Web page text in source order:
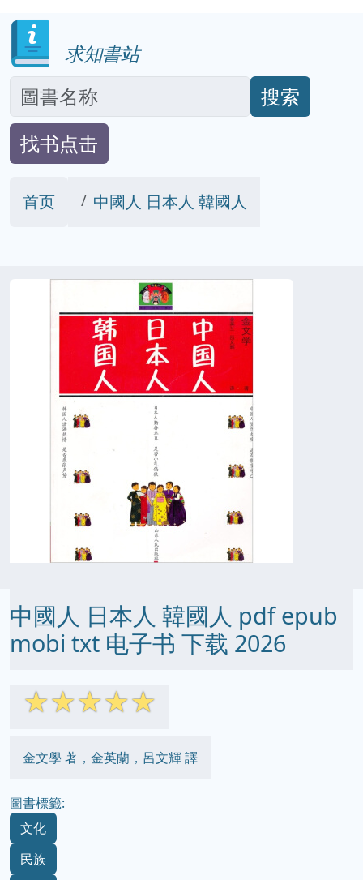
求知書站
搜索
找书点击
首页 中國人 日本人 韓國人
中國人 日本人 韓國人 pdf epub
mobi txt 电子书 下载 2026
☆☆☆☆☆
金文學 著，金英蘭，呂文輝 譯
圖書標籤:
文化
民族